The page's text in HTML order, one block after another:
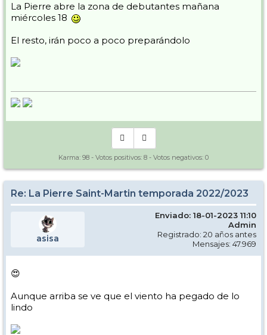
La Pierre abre la zona de debutantes mañana
miércoles 18
El resto, irán poco a poco preparándolo
Karma: 98 - Votos positivos: 8 - Votos negativos: 0
Re: La Pierre Saint-Martin temporada 2022/2023
asisa
Enviado: 18-01-2023 11:10
Admin
Registrado: 20 años antes
Mensajes: 47.969
😍
Aunque arriba se ve que el viento ha pegado de lo
lindo